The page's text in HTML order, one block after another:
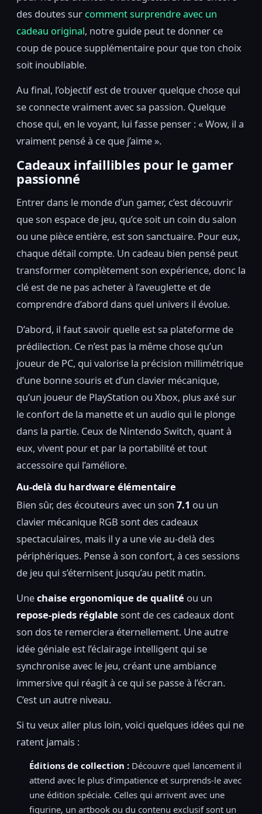
des doutes sur comment surprendre avec un
cadeau original, notre guide peut te donner ce
coup de pouce supplémentaire pour que ton choix
soit inoubliable.
Au final, l’objectif est de trouver quelque chose qui
se connecte vraiment avec sa passion. Quelque
chose qui, en le voyant, lui fasse penser : « Wow, il a
vraiment pensé à ce que j’aime ».
Cadeaux infaillibles pour le gamer
passionné
Entrer dans le monde d’un gamer, c’est découvrir
que son espace de jeu, qu’ce soit un coin du salon
ou une pièce entière, est son sanctuaire. Pour eux,
chaque détail compte. Un cadeau bien pensé peut
transformer complètement son expérience, donc la
clé est de ne pas acheter à l’aveuglette et de
comprendre d’abord dans quel univers il évolue.
D’abord, il faut savoir quelle est sa plateforme de
prédilection. Ce n’est pas la même chose qu’un
joueur de PC, qui valorise la précision millimétrique
d’une bonne souris et d’un clavier mécanique,
qu’un joueur de PlayStation ou Xbox, plus axé sur
le confort de la manette et un audio qui le plonge
dans la partie. Ceux de Nintendo Switch, quant à
eux, vivent pour et par la portabilité et tout
accessoire qui l’améliore.
Au-delà du hardware élémentaire
Bien sûr, des écouteurs avec un son 7.1 ou un
clavier mécanique RGB sont des cadeaux
spectaculaires, mais il y a une vie au-delà des
périphériques. Pense à son confort, à ces sessions
de jeu qui s’éternisent jusqu’au petit matin.
Unechaise ergonomique de qualité ou un
repose-pieds réglable sont de ces cadeaux dont
son dos te remerciera éternellement. Une autre
idée géniale est l’éclairage intelligent qui se
synchronise avec le jeu, créant une ambiance
immersive qui réagit à ce qui se passe à l’écran.
C’est un autre niveau.
Si tu veux aller plus loin, voici quelques idées qui ne
ratent jamais :
Éditions de collection : Découvre quel lancement il
attend avec le plus d’impatience et surprends-le avec
une édition spéciale. Celles qui arrivent avec une
figurine, un artbook ou du contenu exclusif sont un